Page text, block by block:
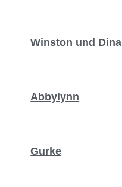
Winston und Dina
Abbylynn
Gurke